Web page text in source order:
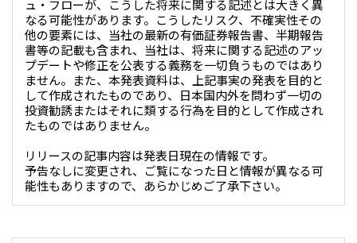
2026.8.4 適時開示
2027年3月期第1四半期決算
欧州三井物産株式会社
ドイツ三井物産有限会社
ベネルックス三井物産株式会社
イタリア三井物産株式会社
三井物産モスクワ有限会社
ュ・フローが、こうした将来に関する記述とは大きく異
なる可能性があります。こうしたリスク、不確実性その
他の要素には、当社の最新の有価証券報告書、半期報告
書等の記載も含まれ、当社は、将来に関する記述のアッ
プデートや修正を公表する義務を一切負うものではあり
ません。また、本発表資料は、上記事実の発表を目的と
して作成されたものであり、日本国内外を問わず一切の
投資勧誘またはそれに類する行為を目的として作成され
たものではありません。
リリースの記事内容は発表日現在の情報です。
予告なしに変更され、ご覧になった日と情報が異なる可
能性もありますので、あらかじめご了承下さい。